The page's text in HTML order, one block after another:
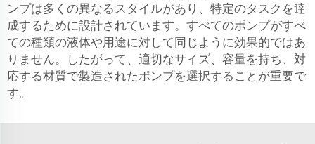
ンプは多くの異なるスタイルがあり、特定のタスクを達
成するために設計されています。すべてのポンプがすべ
ての種類の液体や用途に対して同じように効果的ではあ
りません。したがって、適切なサイズ、容量を持ち、対
応する材質で製造されたポンプを選択することが重要で
す。